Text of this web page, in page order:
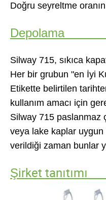
Doğru seyreltme
Silway 715, sıkıca
Her bir grubun "en İyi
Etikette belirtilen
kullanım amacı için
Silway 715 paslanmaz
veya lake kaplar
verildiği zaman bunlar
Şirket